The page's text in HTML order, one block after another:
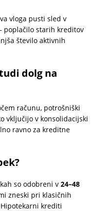
vloga pusti sled v
poplačilo starih kreditov
število aktivnih
dolg na
računu, potrošniški
vključijo v konsolidacijski
ravno za kreditne
so odobreni v 24–48
zneski pri klasičnih
krediti